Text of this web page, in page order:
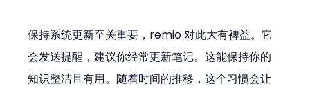
保持系统更新至关重要，remio 对此大有裨益。它
会发送提醒，建议你经常更新笔记。这能保持你的
知识整洁且有用。随着时间的推移，这个习惯会让